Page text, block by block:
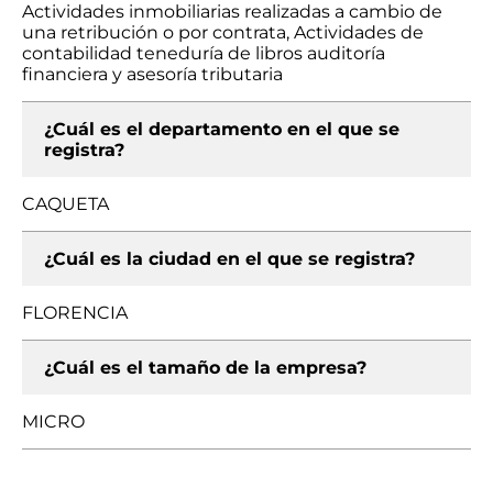
Actividades inmobiliarias realizadas a cambio de
una retribución o por contrata, Actividades de
contabilidad teneduría de libros auditoría
financiera y asesoría tributaria
¿Cuál es el departamento en el que se
registra?
CAQUETA
¿Cuál es la ciudad en el que se registra?
FLORENCIA
¿Cuál es el tamaño de la empresa?
MICRO